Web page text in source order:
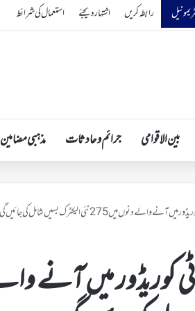
رابطہ کریں اشتہار دیجئے استعمال کی شرائط
بین الاقوامی جرائم و حادثات مذہبی مضامین
دنوں میں 275 نئی الیکٹرک بسیں شامل کی جائیں گی